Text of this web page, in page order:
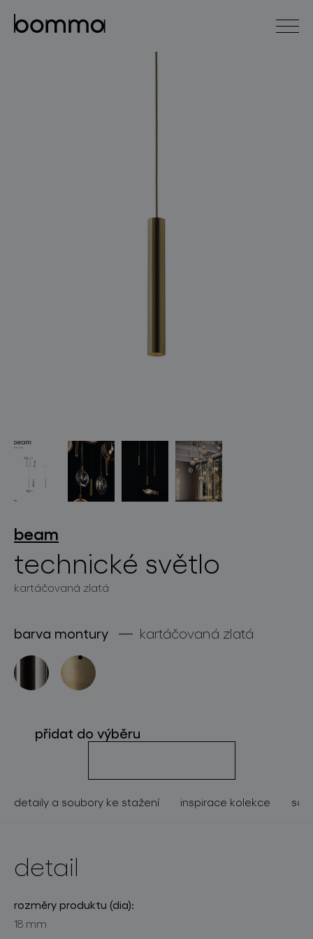
projekty
produkty
pro profesionály
beam
technické světlo
kartáčovaná zlatá
barva montury kartáčovaná zlatá
přidat do výběru
detaily a soubory ke stažení inspirace kolekce
detail
rozměry produktu (dia):
18 mm